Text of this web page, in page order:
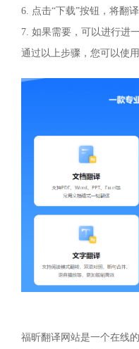
6. 点击“下载”按钮，将翻
7. 如果需要，可以进行进
通过以上步骤，您可以使
福昕翻译网站是一个在线